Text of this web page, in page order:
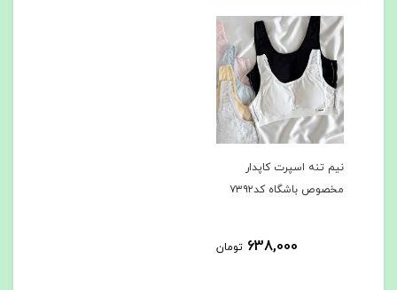
نیم تنه اسپرت کاپدار
مخصوص باشگاه کد۷۳۹۲
638,000 تومان